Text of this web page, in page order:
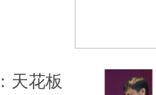
天花板